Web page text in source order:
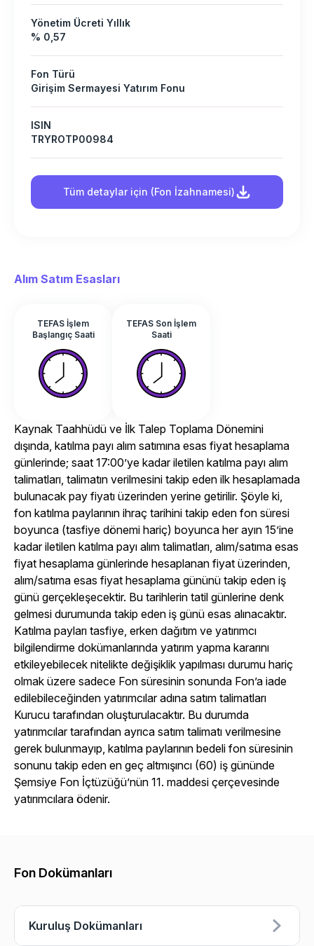
Yönetim Ücreti Yıllık
% 0,57
Fon Türü
Girişim Sermayesi Yatırım Fonu
ISIN
TRYROTP00984
Tüm detaylar için (Fon İzahnamesi)
Alım Satım Esasları
TEFAS İşlem
Başlangıç Saati
TEFAS Son İşlem
Saati
Kaynak Taahhüdü ve İlk Talep Toplama Dönemini
dışında, katılma payı alım satımına esas fiyat hesaplama
günlerinde; saat 17:00’ye kadar iletilen katılma payı alım
talimatları, talimatın verilmesini takip eden ilk hesaplamada
bulunacak pay fiyatı üzerinden yerine getirilir. Şöyle ki,
fon katılma paylarının ihraç tarihini takip eden fon süresi
boyunca (tasfiye dönemi hariç) boyunca her ayın 15’ine
kadar iletilen katılma payı alım talimatları, alım/satıma esas
fiyat hesaplama günlerinde hesaplanan fiyat üzerinden,
alım/satıma esas fiyat hesaplama gününü takip eden iş
günü gerçekleşecektir. Bu tarihlerin tatil günlerine denk
gelmesi durumunda takip eden iş günü esas alınacaktır.
Katılma payları tasfiye, erken dağıtım ve yatırımcı
bilgilendirme dokümanlarında yatırım yapma kararını
etkileyebilecek nitelikte değişiklik yapılması durumu hariç
olmak üzere sadece Fon süresinin sonunda Fon’a iade
edilebileceğinden yatırımcılar adına satım talimatları
Kurucu tarafından oluşturulacaktır. Bu durumda
yatırımcılar tarafından ayrıca satım talimatı verilmesine
gerek bulunmayıp, katılma paylarının bedeli fon süresinin
sonunu takip eden en geç altmışıncı (60) iş gününde
Şemsiye Fon İçtüzüğü’nün 11. maddesi çerçevesinde
yatırımcılara ödenir.
Fon Dokümanları
Kuruluş Dokümanları